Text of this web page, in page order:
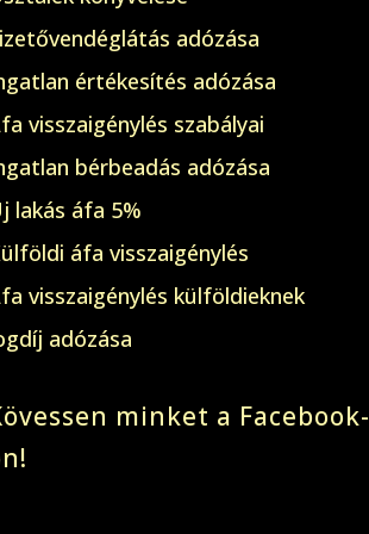
adózása
értékesítés adózása
visszaigénylés szabályai
bérbeadás adózása
lakás áfa 5%
áfa visszaigénylés
visszaigénylés külföldieknek
adózása
minket a Facebook-